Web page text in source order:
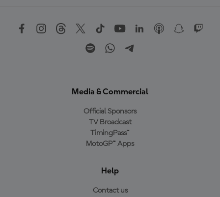
Media & Commercial
Official Sponsors
TV Broadcast
TimingPass™
MotoGP™ Apps
Help
Contact us